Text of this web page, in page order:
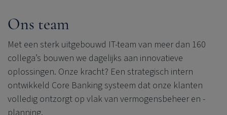
Ons team
Met een sterk uitgebouwd IT-team van meer dan 160
collega’s bouwen we dagelijks aan innovatieve
oplossingen. Onze kracht? Een strategisch intern
ontwikkeld Core Banking systeem dat onze klanten
volledig ontzorgt op vlak van vermogensbeheer en -